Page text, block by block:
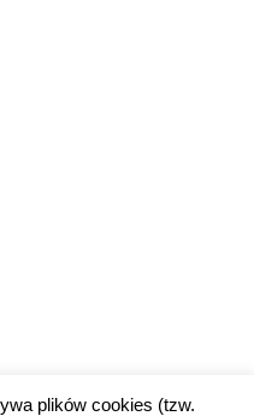
plików cookies (tzw.